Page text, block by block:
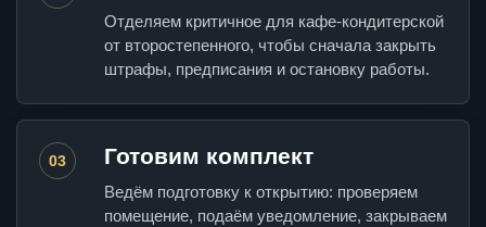
Отделяем критичное для кафе-кондитерской
от второстепенного, чтобы сначала закрыть
штрафы, предписания и остановку работы.
03 Готовим комплект
Ведём подготовку к открытию: проверяем
помещение, подаём уведомление, закрываем